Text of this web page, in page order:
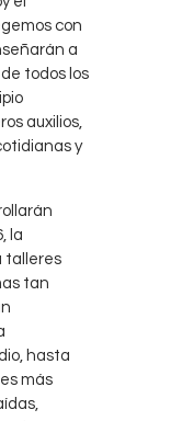
con
a
todos los
auxilios,
y
la
talleres
tan
hasta
más